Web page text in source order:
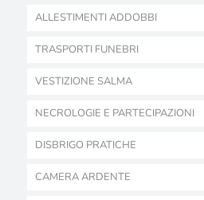
ALLESTIMENTI ADDOBBI
TRASPORTI FUNEBRI
VESTIZIONE SALMA
NECROLOGIE E PARTECIPAZIONI
DISBRIGO PRATICHE
CAMERA ARDENTE